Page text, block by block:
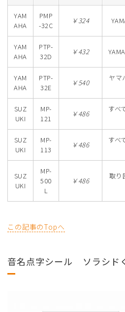
YAM
AHA
PMP
-32C
￥324
YAM
AHA
PTP-
32D
￥432
YAM
AHA
PTP-
32E
￥540
ヤマ
SUZ
UKI
MP-
121
￥486
すべ
SUZ
UKI
MP-
113
￥486
すべ
SUZ
UKI
MP-
500
L
￥486
取り
この記事のTopへ
音名点字シール ソラシド